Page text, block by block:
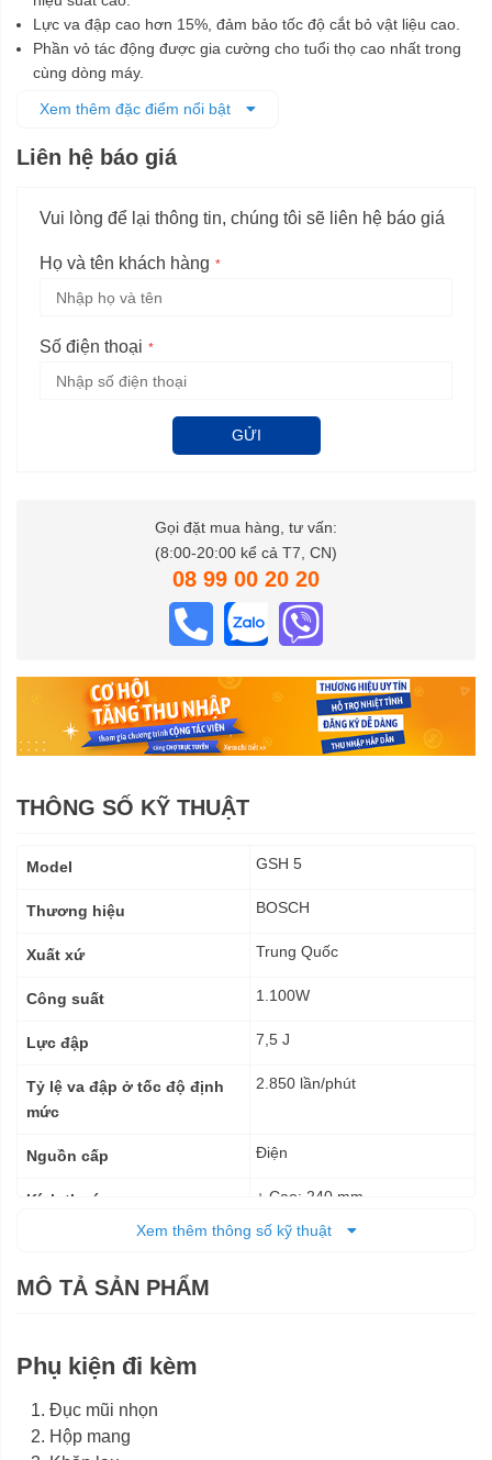
Lực va đập cao hơn 15%, đảm bảo tốc độ cắt bỏ vật liệu cao.
Phần vỏ tác động được gia cường cho tuổi thọ cao nhất trong
cùng dòng máy.
Xem thêm đặc điểm nổi bật
Liên hệ báo giá
Vui lòng để lại thông tin, chúng tôi sẽ liên hệ báo giá
Họ và tên khách hàng
Số điện thoại
GỬI
Gọi đặt mua hàng, tư vấn:
(8:00-20:00 kể cả T7, CN)
08 99 00 20 20
THÔNG SỐ KỸ THUẬT
kỹ
Model GSH 5
Thương hiệu BOSCH
Xuất xứ Trung Quốc
Công suất 1.100W
Lực đập 7,5 J
Tỷ lệ va đập ở tốc độ định
mức
2.850 lần/phút
Nguồn cấp Điện
Kích thước
+ Cao: 240 mm
+ Dài: 465 mm
Xem thêm thông số kỹ thuật
MÔ TẢ SẢN PHẨM
Phụ kiện đi kèm
Đục mũi nhọn
Hộp mang